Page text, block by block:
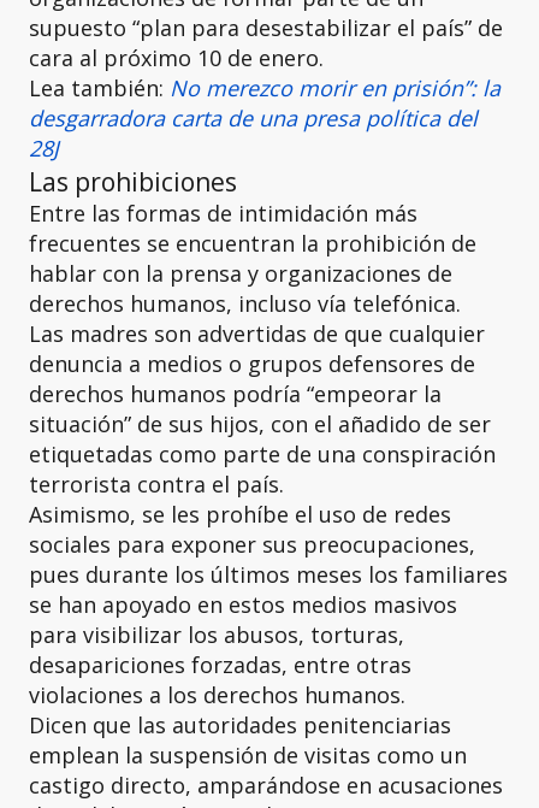
supuesto “plan para desestabilizar el país” de
cara al próximo 10 de enero.
Lea también: No merezco morir en prisión”: la
desgarradora carta de una presa política del
28J
Las prohibiciones
Entre las formas de intimidación más
frecuentes se encuentran la prohibición de
hablar con la prensa y organizaciones de
derechos humanos, incluso vía telefónica.
Las madres son advertidas de que cualquier
denuncia a medios o grupos defensores de
derechos humanos podría “empeorar la
situación” de sus hijos, con el añadido de ser
etiquetadas como parte de una conspiración
terrorista contra el país.
Asimismo, se les prohíbe el uso de redes
sociales para exponer sus preocupaciones,
pues durante los últimos meses los familiares
se han apoyado en estos medios masivos
para visibilizar los abusos, torturas,
desapariciones forzadas, entre otras
violaciones a los derechos humanos.
Dicen que las autoridades penitenciarias
emplean la suspensión de visitas como un
castigo directo, amparándose en acusaciones